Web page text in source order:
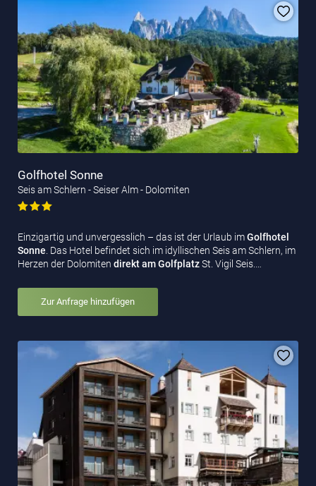
Golfhotel Sonne
Seis am Schlern - Seiser Alm - Dolomiten
Einzigartig und unvergesslich – das ist der Urlaub imGolfhotel
Sonne. Das Hotel befindet sich im idyllischen Seis am Schlern, im
Herzen der Dolomiten direkt am GolfplatzSt. Vigil Seis.…
Zur Anfrage hinzufügen